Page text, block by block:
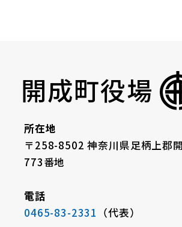
開成町役場
所在地
〒258-8502 神奈川県足柄上郡
773番地
電話
0465-83-2331 （代表）